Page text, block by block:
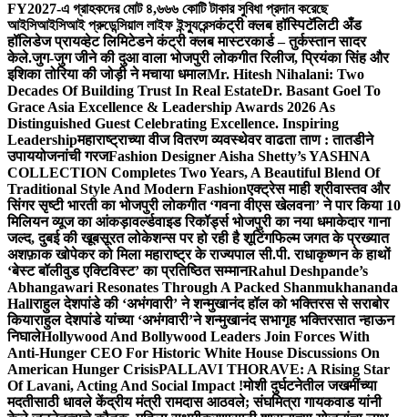
FY2027-এ গ্রাহকদের মোট ৪,৬৬৬ কোটি টাকার সুবিধা প্রদান করেছে
আইসিআইসিআই প্রুডেন্সিয়াল লাইফ ইন্স্যুরেন্সकंट्री क्लब हॉस्पिटॅलिटी अँड
हॉलिडेज प्रायव्हेट लिमिटेडने कंट्री क्लब मास्टरकार्ड – तुर्कस्तान सादर
केले.जुग-जुग जीने की दुआ वाला भोजपुरी लोकगीत रिलीज, प्रियंका सिंह और
इशिका तोरिया की जोड़ी ने मचाया धमालMr. Hitesh Nihalani: Two
Decades Of Building Trust In Real EstateDr. Basant Goel To
Grace Asia Excellence & Leadership Awards 2026 As
Distinguished Guest Celebrating Excellence. Inspiring
Leadershipमहाराष्ट्राच्या वीज वितरण व्यवस्थेवर वाढता ताण : तातडीने
उपाययोजनांची गरजFashion Designer Aisha Shetty’s YASHNA
COLLECTION Completes Two Years, A Beautiful Blend Of
Traditional Style And Modern Fashionएक्ट्रेस माही श्रीवास्तव और
सिंगर सृष्टी भारती का भोजपुरी लोकगीत ‘गवना वीएस खेलवना’ ने पार किया 10
मिलियन व्यूज का आंकड़ावर्ल्डवाइड रिकॉर्ड्स भोजपुरी का नया धमाकेदार गाना
जल्द, दुबई की खूबसूरत लोकेशन्स पर हो रही है शूटिंगफिल्म जगत के प्रख्यात
अशफ़ाक खोपेकर को मिला महाराष्ट्र के राज्यपाल सी.पी. राधाकृष्णन के हाथों
‘बेस्ट बॉलीवुड एक्टिविस्ट’ का प्रतिष्ठित सम्मानRahul Deshpande’s
Abhangawari Resonates Through A Packed Shanmukhananda
Hallराहुल देशपांडे की ‘अभंगवारी’ ने शन्मुखानंद हॉल को भक्तिरस से सराबोर
कियाराहुल देशपांडे यांच्या ‘अभंगवारी’ने शन्मुखानंद सभागृह भक्तिरसात न्हाऊन
निघालेHollywood And Bollywood Leaders Join Forces With
Anti-Hunger CEO For Historic White House Discussions On
American Hunger CrisisPALLAVI THORAVE: A Rising Star
Of Lavani, Acting And Social Impact !मोशी दुर्घटनेतील जखमींच्या
मदतीसाठी धावले केंद्रीय मंत्री रामदास आठवले; संघमित्रा गायकवाड यांनी